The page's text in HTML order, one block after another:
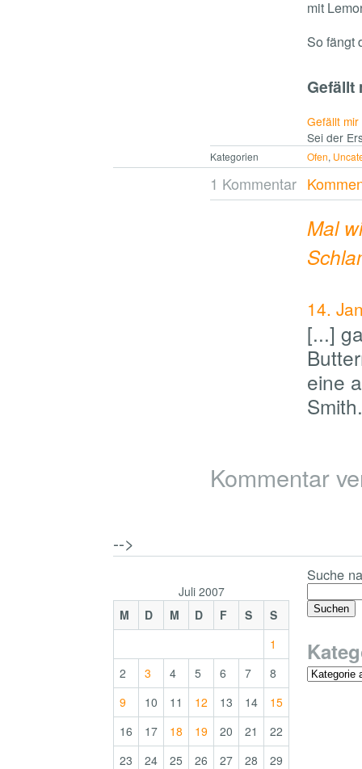
mit
So fängt
Gefällt
Gefällt mir
Sei der
Kategorien Ofen,
1 Kommentar
Mal
14.
[...]
eine
Kommentar
-->
Juli 2007
M
D M D F S S
1
2
3 4 5 6 7
8
9
10 11 12 13 14
15
16
17 18 19 20 21
22
23
24 25 26 27 28
29
Suche